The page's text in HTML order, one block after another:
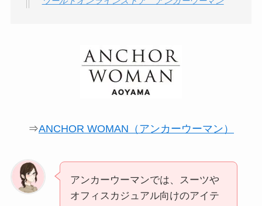
⇒ANCHOR WOMAN（アンカーウーマン）
アンカーウーマンでは、スーツや
オフィスカジュアル向けのアイテ